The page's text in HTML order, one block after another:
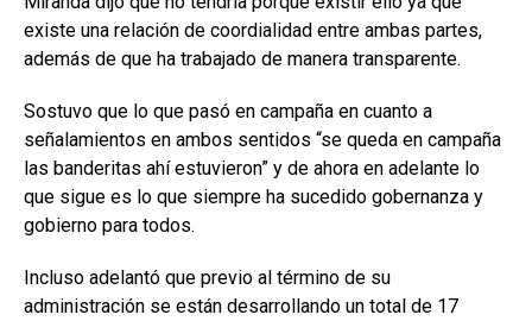
existe una relación de coordialidad entre ambas partes,
además de que ha trabajado de manera transparente.
Sostuvo que lo que pasó en campaña en cuanto a
señalamientos en ambos sentidos “se queda en campaña
las banderitas ahí estuvieron” y de ahora en adelante lo
que sigue es lo que siempre ha sucedido gobernanza y
gobierno para todos.
Incluso adelantó que previo al término de su
administración se están desarrollando un total de 17